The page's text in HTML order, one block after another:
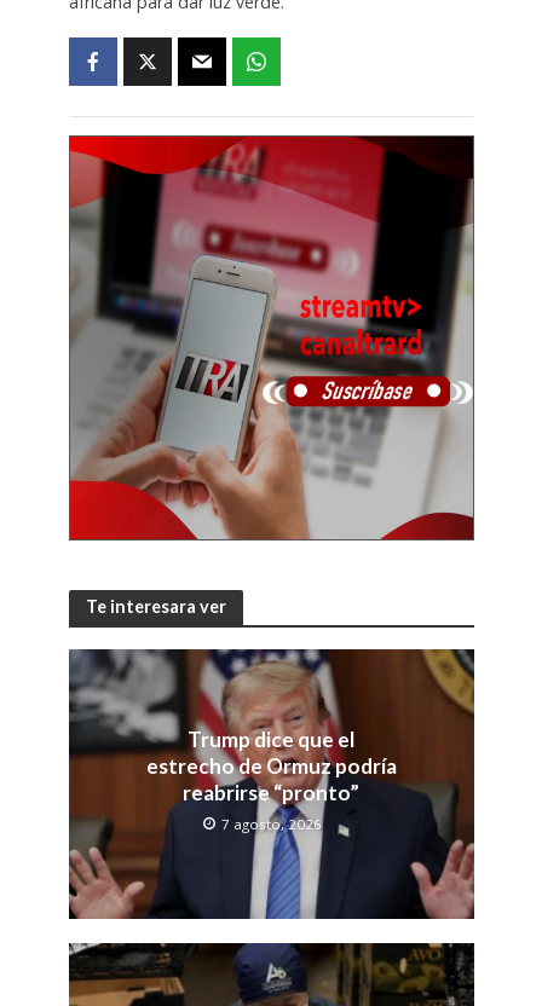
Te interesara ver
Trump dice que el
estrecho de Ormuz podría
reabrirse “pronto”
7 agosto, 2026